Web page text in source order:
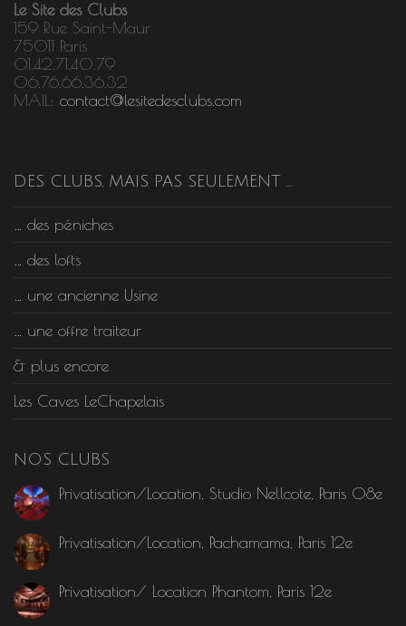
Le Site des Clubs
159 Rue Saint-Maur
75011 Paris
01.42.71.40.79
06.76.66.36.32
MAIL: contact@lesitedesclubs.com
DES CLUBS, MAIS PAS SEULEMENT …
… des péniches
… des lofts
… une ancienne Usine
… une offre traiteur
& plus encore
Les Caves LeChapelais
NOS CLUBS
Privatisation/Location, Studio Nellcote, Paris 08e
Privatisation/Location, Pachamama, Paris 12e
Privatisation/ Location Phantom, Paris 12e